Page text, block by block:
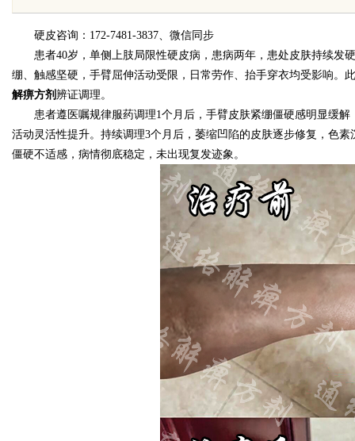
硬皮咨询：172-7481-3837、微信同步
患者40岁，单侧上肢局限性硬皮病，患病两年，患处皮肤持续发
绷、触感坚硬，手臂屈伸活动受限，日常劳作、抬手穿衣均受影响。
解痹方剂 辨证调理。
患者遵医嘱规律服药调理1个月后，手臂皮肤紧绷僵硬感明显缓
活动灵活性提升。持续调理3个月后，萎缩凹陷的皮肤逐步修复，色
僵硬不适感，病情彻底稳定，未出现复发迹象。